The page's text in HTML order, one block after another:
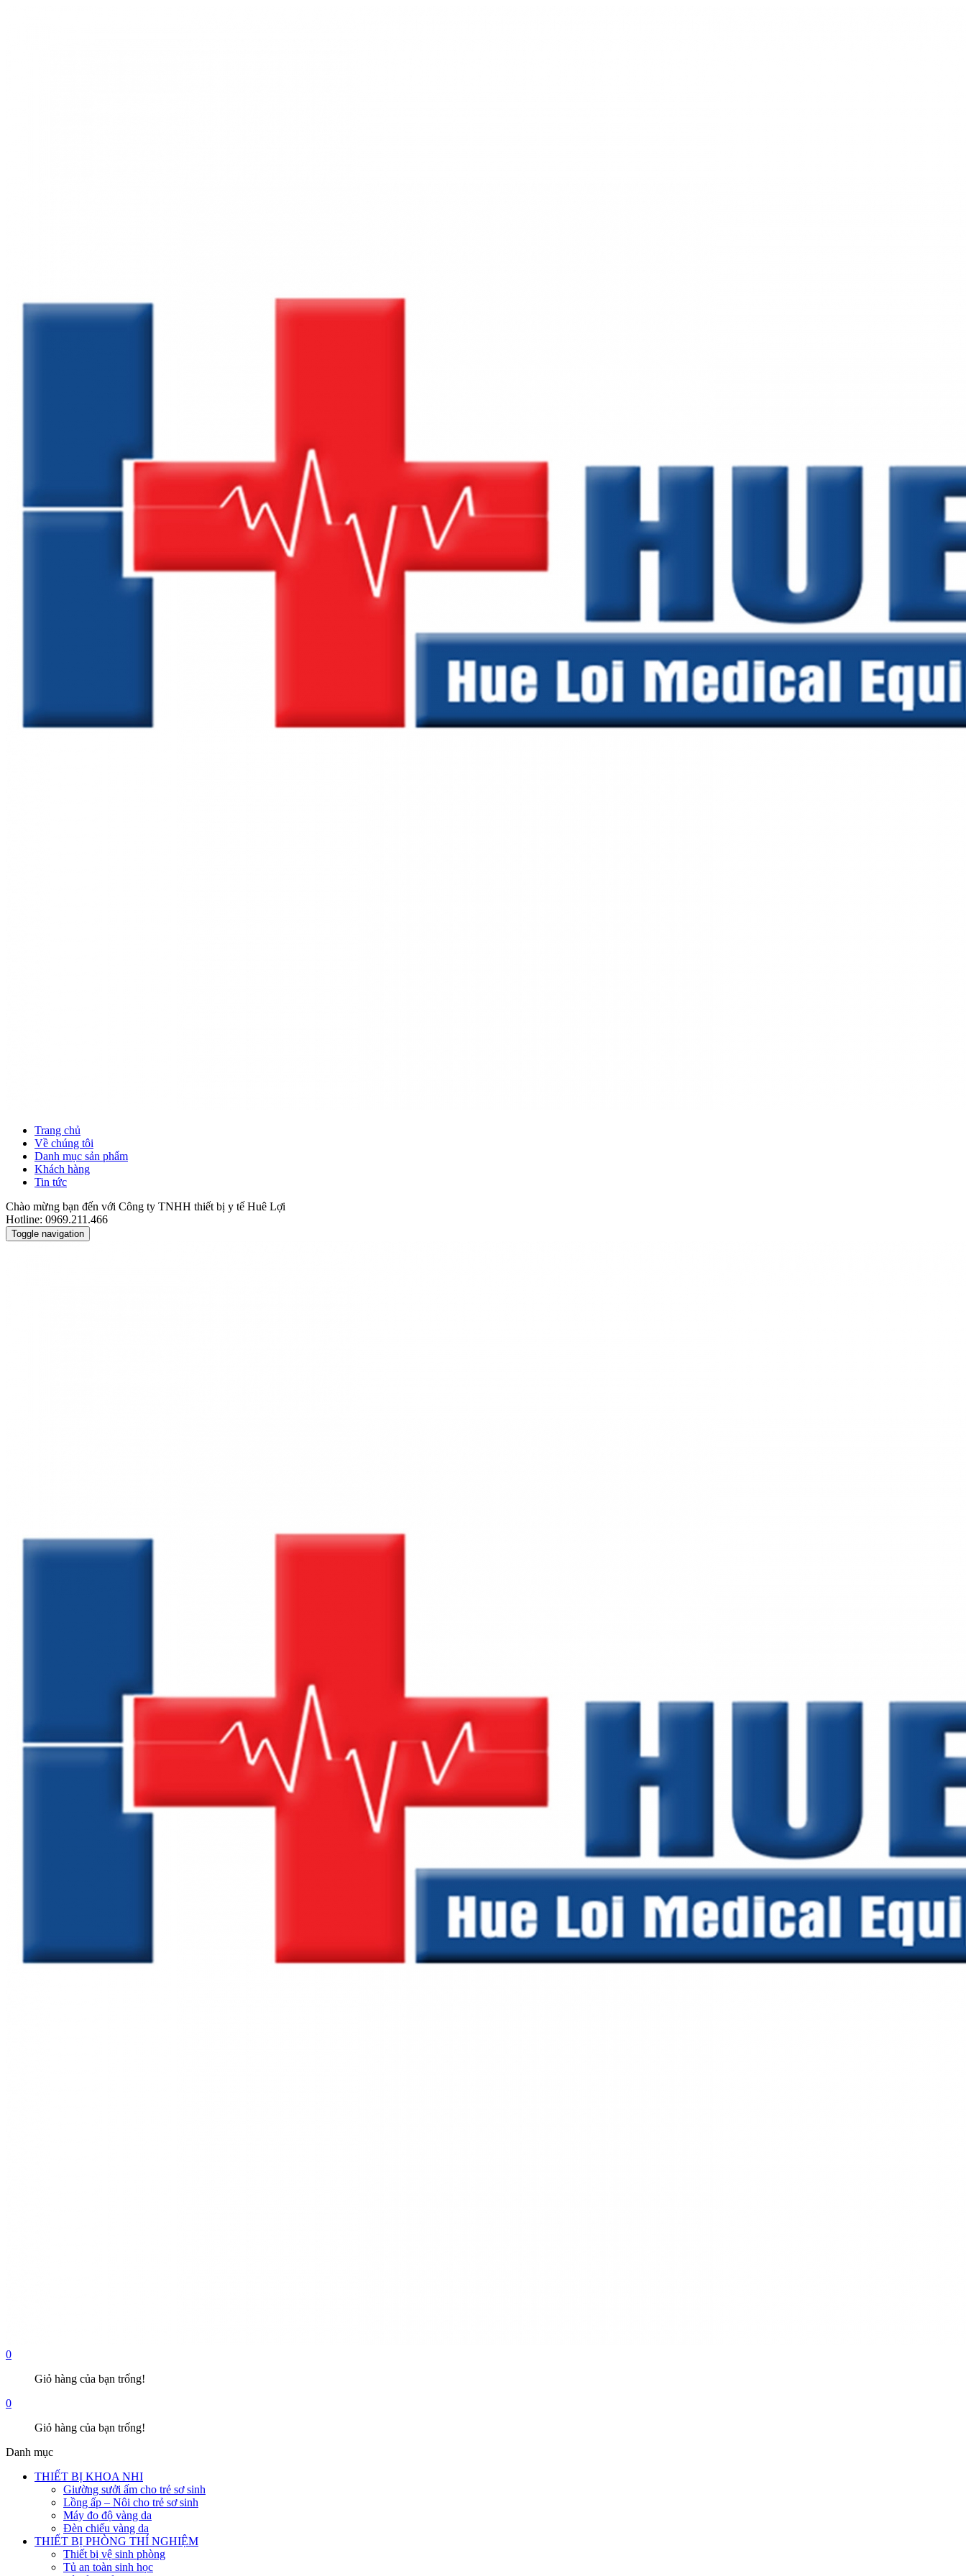
Trang chủ
Về chúng tôi
Danh mục sản phẩm
Khách hàng
Tin tức
Chào mừng bạn đến với Công ty TNHH thiết bị y tế Huê Lợi
Hotline: 0969.211.466
Toggle navigation
0
Giỏ hàng của bạn trống!
0
Giỏ hàng của bạn trống!
Danh mục
THIẾT BỊ KHOA NHI
Giường sưởi ấm cho trẻ sơ sinh
Lồng ấp – Nôi cho trẻ sơ sinh
Máy đo độ vàng da
Đèn chiếu vàng da
THIẾT BỊ PHÒNG THÍ NGHIỆM
Thiết bị vệ sinh phòng
Tủ an toàn sinh học